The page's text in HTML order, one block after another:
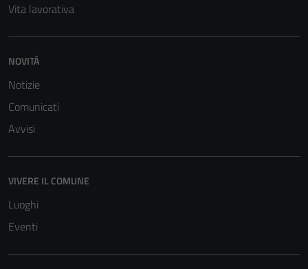
Vita lavorativa
NOVITÀ
Notizie
Comunicati
Avvisi
VIVERE IL COMUNE
Luoghi
Eventi
del sito e non
informazioni